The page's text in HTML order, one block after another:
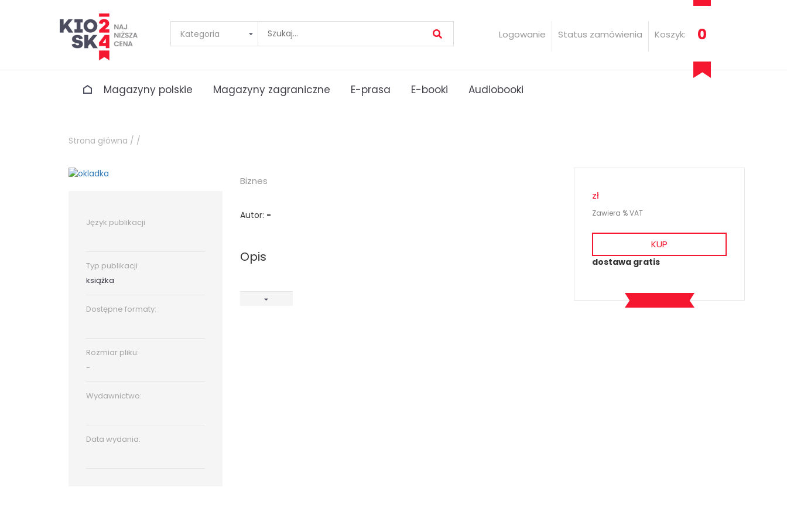
Logowanie Status zamówienia Koszyk: 0
Magazyny polskie Magazyny zagraniczne E-prasa E-booki Audiobooki
Strona główna / /
Język publikacji
Typ publikacji
książka
Dostępne formaty:
Rozmiar pliku:
-
Wydawnictwo:
Data wydania:
Biznes
Autor: -
Opis
zł
Zawiera % VAT
KUP
dostawa gratis